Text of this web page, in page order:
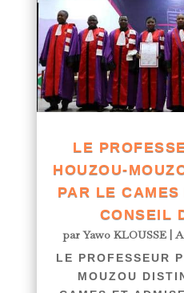
LE
HOUZOU-
PAR LE
CONSEIL
parYawo KLOUSSE|
LE PROFESSEUR
MOUZOU